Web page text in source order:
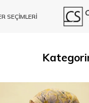
SEÇİMLERİ